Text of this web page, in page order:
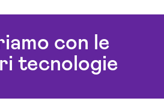
con le
tecnologie